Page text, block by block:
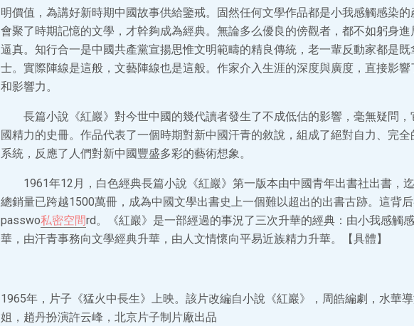
明價值，為講好新時期中國故事供給鑒戒。固然任何文學作品都是小我感觸感染
會聚了時期記憶的文學，才幹夠成為經典。無論多么優良的傍觀者，都不如躬身
逼真。知行合一是中國共產黨宣揚思惟文明範疇的精良傳統，老一輩反動家都是
士。實際陣線是這般，文藝陣線也是這般。作家介入生涯的深度與廣度，直接影響
和影響力。
長篇小說《紅巖》對今世中國的幾代讀者發生了不成低估的影響，毫無疑問，
國精力的史冊。作品代表了一個時期對新中國汗青的敘說，組成了絕對自力、完
系統，反應了人們對新中國豐盛多彩的藝術想象。
1961年12月，白色經典長篇小說《紅巖》第一版本由中國青年出書社出書，
總銷量已跨越1500萬冊，成為中國文學出書史上一個難以超出的出書古跡。這背
passwo私密空間rd。《紅巖》是一部經過的事況了三次升華的經典：由小我感觸
華，由汗青事務向文學經典升華，由人文情懷向平易近族精力升華。【具體】
1965年，片子《猛火中長生》上映。該片改編自小說《紅巖》，周皓編劇，水華
姐，趙丹扮演許云峰，北京片子制片廠出品